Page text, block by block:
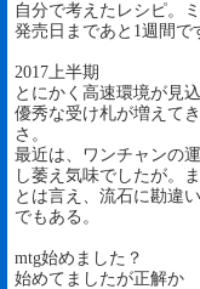
自分で考えたレシピ。
発売日まであと1週間で
2017上半期
とにかく高速環境が見込
優秀な受け札が増えて
さ。
最近は、ワンチャンの
し萎え気味でしたが。
とは言え、流石に勘違
でもある。
mtg始めました？
始めてましたが正解か